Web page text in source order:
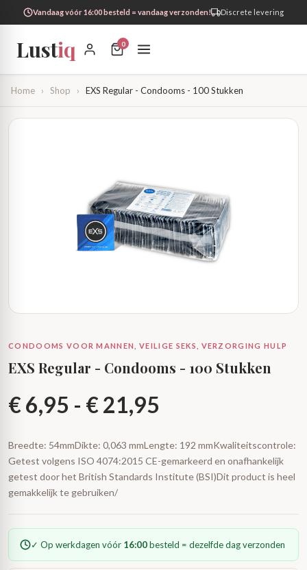
Vandaag vóór 16:00 besteld = vandaag verzonden! Discrete levering
Lustiq 0
Home › Shop › EXS Regular - Condooms - 100 Stukken
CONDOOMS VOOR MANNEN, VEILIGE SEKS, VERZORGING HULP
EXS Regular - Condooms - 100 Stukken
€6,95 - €21,95
€ 6,95
tot
€ 21,95
Breedte: 54mmDikte: 0,063 mmLengte: 192 mmKwaliteitscontrole:
Getest volgens ISO 4074:2015 CE-gemarkeerd en onafhankelijk
getest door het British Standards Institute (BSI)Dit product is heel
gemakkelijk te gebruiken/
✓ Op werkdagen vóór 16:00besteld = dezelfde dag verzonden